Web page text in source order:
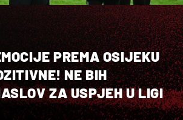
PREMA OSIJEKU
NE BIH
ZA USPJEH U LIGI